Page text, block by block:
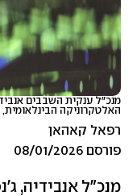
מנכ"ל ענקית השבבים
האלטקרוניקה הבינלאומית, CES שבעה בינואר 2026. צילום: רפי קאהאן
רפאל קאהאן
פורסם 08/01/2026
מנכ"ל אנבידיה,